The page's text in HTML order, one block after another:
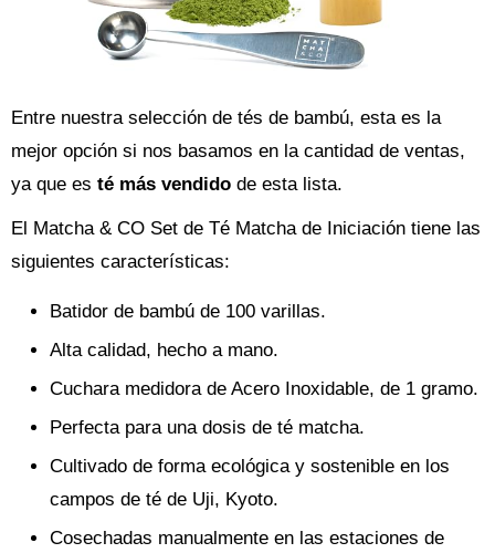
Entre nuestra selección de tés de bambú, esta es la
mejor opción si nos basamos en la cantidad de ventas,
ya que es té más vendido de esta lista.
El Matcha & CO Set de Té Matcha de Iniciación tiene las
siguientes características:
Batidor de bambú de 100 varillas.
Alta calidad, hecho a mano.
Cuchara medidora de Acero Inoxidable, de 1 gramo.
Perfecta para una dosis de té matcha.
Cultivado de forma ecológica y sostenible en los
campos de té de Uji, Kyoto.
Cosechadas manualmente en las estaciones de